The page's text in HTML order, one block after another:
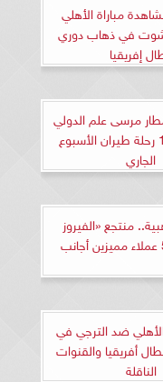
مباراة الأهلي
شوت في ذهاب دوري
إفريقيا
مرسى علم الدولي
يستقبل 144 رحلة طيران الأسبوع
الجاري
منتجع «الفيروز
ضد الترجي في
أفريقيا والقنوات
الناقلة